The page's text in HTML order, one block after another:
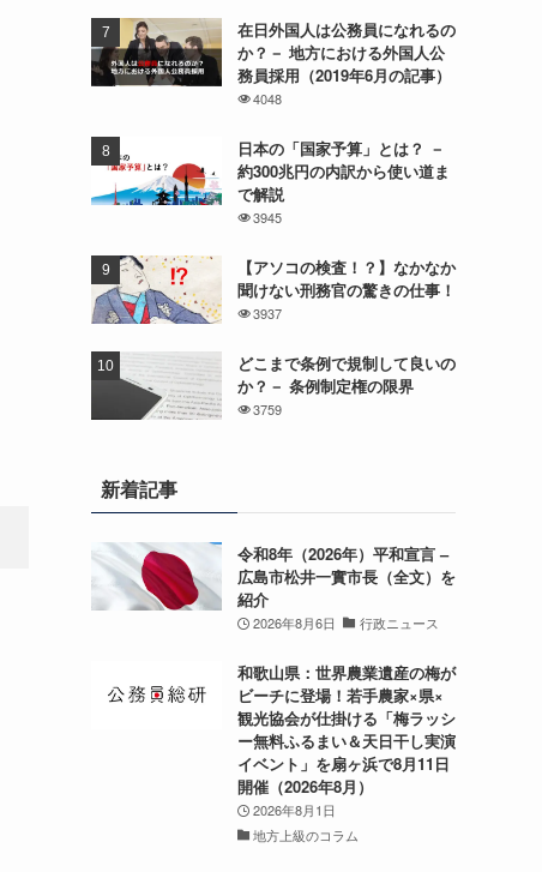
在日外国人は公務員になれるの
か？－ 地方における外国人公
務員採用（2019年6月の記事）
4048
日本の「国家予算」とは？ －
約300兆円の内訳から使い道ま
で解説
3945
【アソコの検査！？】なかなか
聞けない刑務官の驚きの仕事！
3937
どこまで条例で規制して良いの
か？－ 条例制定権の限界
3759
新着記事
令和8年（2026年）平和宣言 –
広島市松井一實市長（全文）を
紹介
2026年8月6日 行政ニュース
和歌山県：世界農業遺産の梅が
ビーチに登場！若手農家×県×
観光協会が仕掛ける「梅ラッシ
ー無料ふるまい＆天日干し実演
イベント」を扇ヶ浜で8月11日
開催（2026年8月）
2026年8月1日
地方上級のコラム